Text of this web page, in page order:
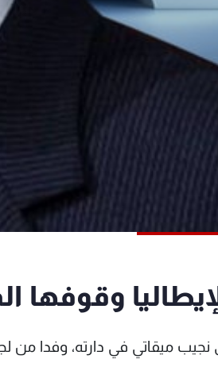
وقوفها
ميقاتي في دارته، وفدا من